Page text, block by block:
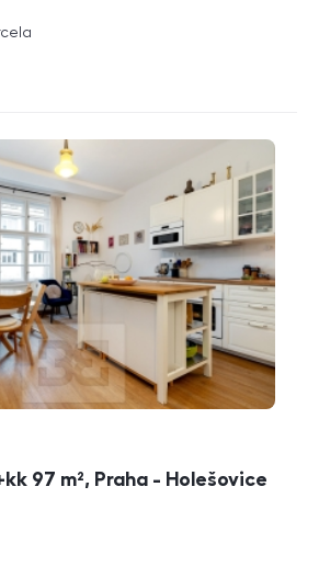
97 m², Praha - Holešovice